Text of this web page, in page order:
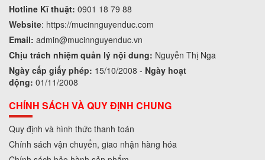
Hotline Kĩ thuật: 0901 18 79 88
Website: https://mucinnguyenduc.com
Email: admin@mucinnguyenduc.vn
Chịu trách nhiệm quản lý nội dung: Nguyễn Thị Nga
Ngày cấp giấy phép: 15/10/2008 - Ngày hoạt
động: 01/11/2008
CHÍNH SÁCH VÀ QUY ĐỊNH CHUNG
Quy định và hình thức thanh toán
Chính sách vận chuyển, giao nhận hàng hóa